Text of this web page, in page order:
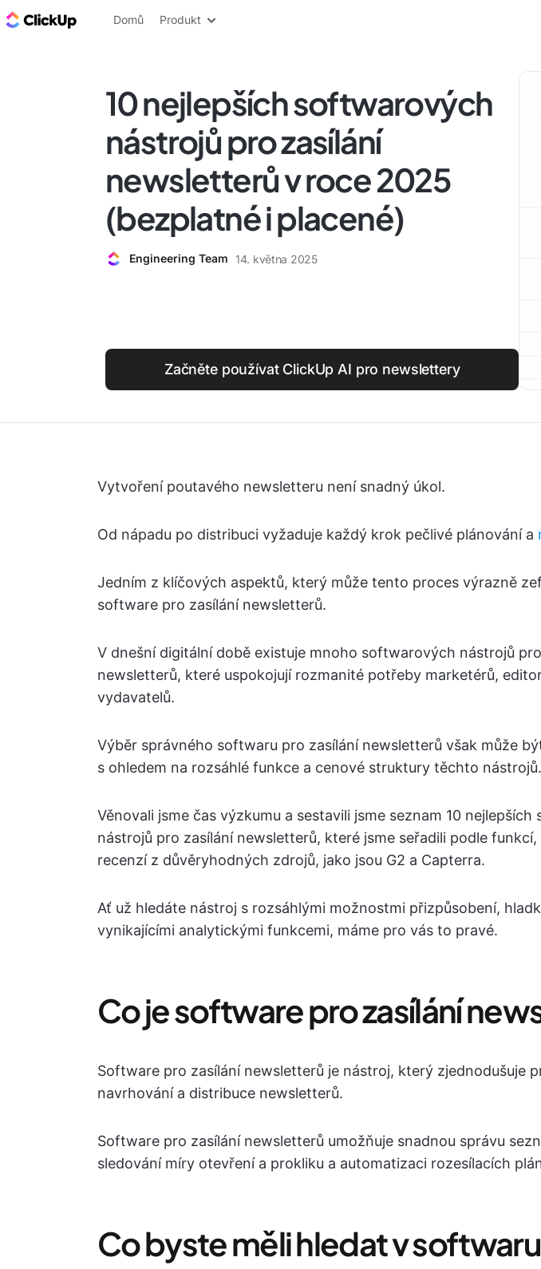
ClickUp blog
Domů Produkt
10 nejlepších softwarových
nástrojů pro zasílání
newsletterů v roce 2025
(bezplatné i placené)
Engineering Team 14. května 2025
Začněte používat ClickUp AI pro newslettery
Vytvoření poutavého newsletteru není snadný úkol.
Od nápadu po distribuci vyžaduje každý krok pečlivé plánování a
Jedním z klíčových aspektů, který může tento proces výrazně
software pro zasílání newsletterů.
V dnešní digitální době existuje mnoho softwarových nástrojů
newsletterů, které uspokojují rozmanité potřeby marketérů,
vydavatelů.
Výběr správného softwaru pro zasílání newsletterů však může
s ohledem na rozsáhlé funkce a cenové struktury těchto nástrojů.
Věnovali jsme čas výzkumu a sestavili jsme seznam 10
nástrojů pro zasílání newsletterů, které jsme seřadili podle funkcí,
recenzí z důvěryhodných zdrojů, jako jsou G2 a Capterra.
Ať už hledáte nástroj s rozsáhlými možnostmi přizpůsobení,
vynikajícími analytickými funkcemi, máme pro vás to pravé.
Co je software pro zasílání
Software pro zasílání newsletterů je nástroj, který zjednodušuje
navrhování a distribuce newsletterů.
Software pro zasílání newsletterů umožňuje snadnou správu
sledování míry otevření a prokliku a automatizaci rozesílacích
Co byste měli hledat v